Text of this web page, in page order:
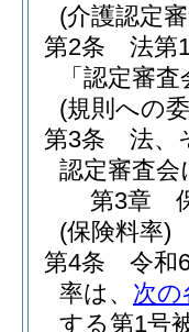
(介護認定
第2条
法第
「認定審
(規則への
第3条
法、
認定審査
第3章
(保険料率)
第4条
令和
率は、 次の
する第1号